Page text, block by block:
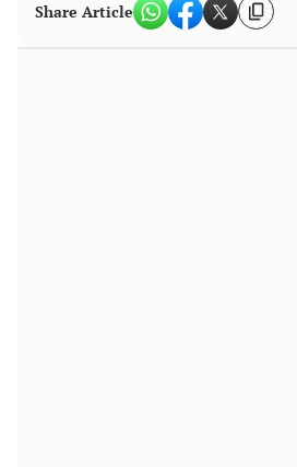
Share Article